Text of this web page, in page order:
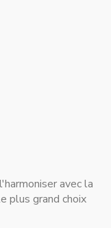
avec la
plus grand choix